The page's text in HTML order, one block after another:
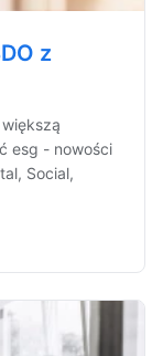
z
esg - nowości
Social,